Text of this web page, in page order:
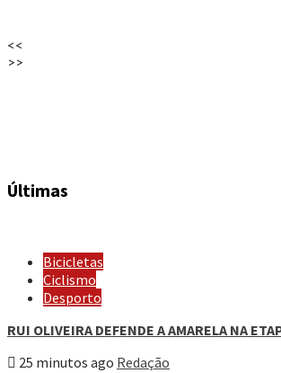
<<
>>
Últimas
Bicicletas
Ciclismo
Desporto
RUI OLIVEIRA DEFENDE A AMARELA NA
25 minutos ago Redação